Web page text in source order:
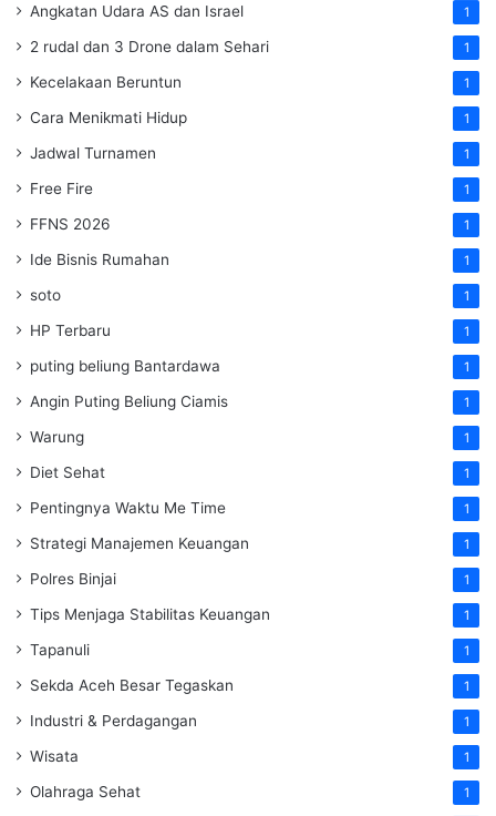
Angkatan Udara AS dan Israel 1
2 rudal dan 3 Drone dalam Sehari 1
Kecelakaan Beruntun 1
Cara Menikmati Hidup 1
Jadwal Turnamen 1
Free Fire 1
FFNS 2026 1
Ide Bisnis Rumahan 1
soto 1
HP Terbaru 1
puting beliung Bantardawa 1
Angin Puting Beliung Ciamis 1
Warung 1
Diet Sehat 1
Pentingnya Waktu Me Time 1
Strategi Manajemen Keuangan 1
Polres Binjai 1
Tips Menjaga Stabilitas Keuangan 1
Tapanuli 1
Sekda Aceh Besar Tegaskan 1
Industri & Perdagangan 1
Wisata 1
Olahraga Sehat 1